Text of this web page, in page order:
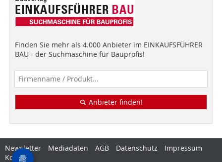
Finden Sie mehr als 4.000 Anbieter im EINKAUFSFÜHRER
BAU - der Suchmaschine für Bauprofis!
Anbieter finden!
Newsletter Mediadaten AGB Datenschutz
Impressum
Kontakt